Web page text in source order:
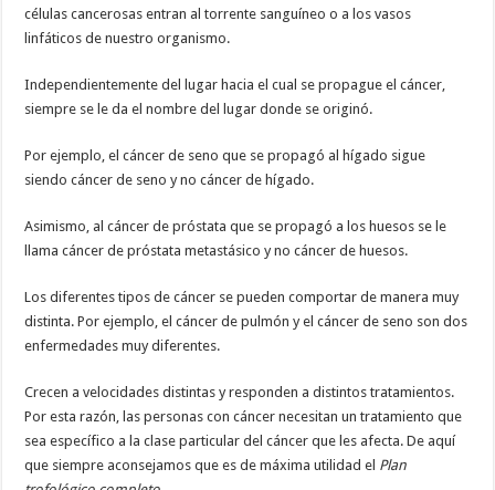
células cancerosas entran al torrente sanguíneo o a los vasos
linfáticos de nuestro organismo.
Independientemente del lugar hacia el cual se propague el cáncer,
siempre se le da el nombre del lugar donde se originó.
Por ejemplo, el cáncer de seno que se propagó al hígado sigue
siendo cáncer de seno y no cáncer de hígado.
Asimismo, al cáncer de próstata que se propagó a los huesos se le
llama cáncer de próstata metastásico y no cáncer de huesos.
Los diferentes tipos de cáncer se pueden comportar de manera muy
distinta. Por ejemplo, el cáncer de pulmón y el cáncer de seno son dos
enfermedades muy diferentes.
Crecen a velocidades distintas y responden a distintos tratamientos.
Por esta razón, las personas con cáncer necesitan un tratamiento que
sea específico a la clase particular del cáncer que les afecta. De aquí
que siempre aconsejamos que es de máxima utilidad el Plan